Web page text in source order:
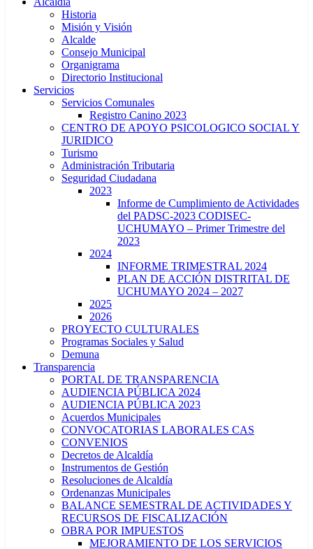
Historia
Misión y Visión
Alcalde
Consejo Municipal
Organigrama
Directorio Institucional
Servicios
Servicios Comunales
Registro Canino 2023
CENTRO DE APOYO PSICOLOGICO SOCIAL Y
JURIDICO
Turismo
Administración Tributaria
Seguridad Ciudadana
2023
Informe de Cumplimiento de Actividades
del PADSC-2023 CODISEC-
UCHUMAYO – Primer Trimestre del
2023
2024
INFORME TRIMESTRAL 2024
PLAN DE ACCIÓN DISTRITAL DE
UCHUMAYO 2024 – 2027
2025
2026
PROYECTO CULTURALES
Programas Sociales y Salud
Demuna
Transparencia
PORTAL DE TRANSPARENCIA
AUDIENCIA PÚBLICA 2024
AUDIENCIA PÚBLICA 2023
Acuerdos Municipales
CONVOCATORIAS LABORALES CAS
CONVENIOS
Decretos de Alcaldía
Instrumentos de Gestión
Resoluciones de Alcaldía
Ordenanzas Municipales
BALANCE SEMESTRAL DE ACTIVIDADES Y
RECURSOS DE FISCALIZACIÓN
OBRA POR IMPUESTOS
MEJORAMIENTO DE LOS SERVICIOS